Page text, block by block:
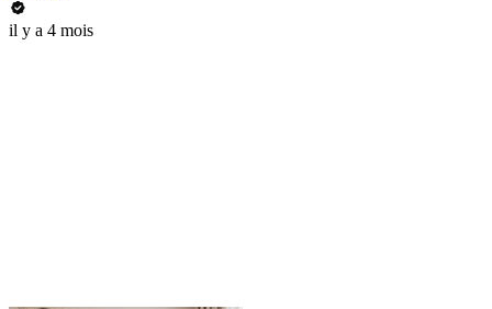
il y a 4 mois